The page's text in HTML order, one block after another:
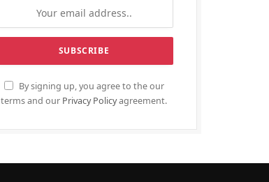
By signing up, you agree to the our
terms and our Privacy Policyagreement.